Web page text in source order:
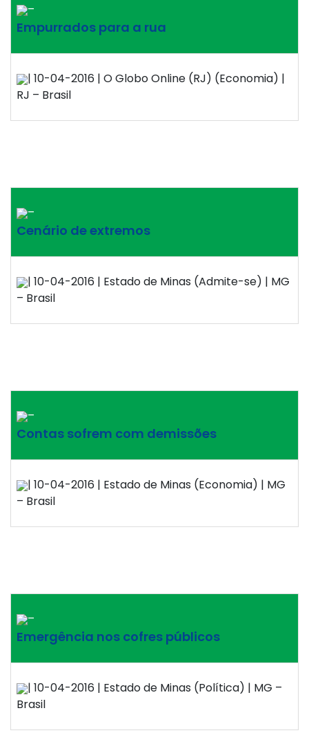
–
Empurrados para a rua
| 10-04-2016 | O Globo Online (RJ) (Economia) |
RJ – Brasil
–
Cenário de extremos
| 10-04-2016 | Estado de Minas (Admite-se) | MG
– Brasil
–
Contas sofrem com demissões
| 10-04-2016 | Estado de Minas (Economia) | MG
– Brasil
–
Emergência nos cofres públicos
| 10-04-2016 | Estado de Minas (Política) | MG –
Brasil